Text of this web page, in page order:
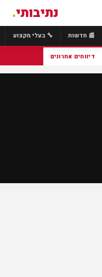
נתיבותי.
📰 חדשות 🔧 בעלי מקצוע
דיווחים אחרונים